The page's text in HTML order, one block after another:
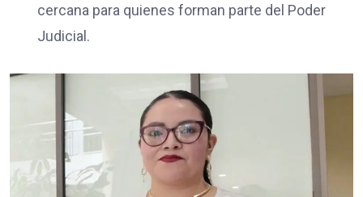
cercana para quienes forman parte del Poder
Judicial.